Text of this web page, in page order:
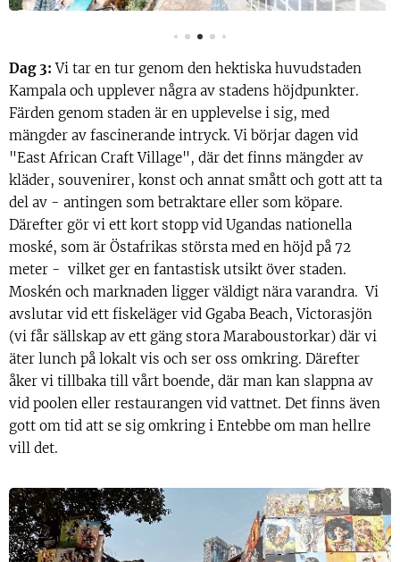
Dag 3: Vi tar en tur genom den hektiska huvudstaden
Kampala och upplever några av stadens höjdpunkter.
Färden genom staden är en upplevelse i sig, med
mängder av fascinerande intryck. Vi börjar dagen vid
"East African Craft Village", där det finns mängder av
kläder, souvenirer, konst och annat smått och gott att ta
del av - antingen som betraktare eller som köpare.
Därefter gör vi ett kort stopp vid Ugandas nationella
moské, som är Östafrikas största med en höjd på 72
meter - vilket ger en fantastisk utsikt över staden.
Moskén och marknaden ligger väldigt nära varandra. Vi
avslutar vid ett fiskeläger vid Ggaba Beach, Victorasjön
(vi får sällskap av ett gäng stora Maraboustorkar) där vi
äter lunch på lokalt vis och ser oss omkring. Därefter
åker vi tillbaka till vårt boende, där man kan slappna av
vid poolen eller restaurangen vid vattnet. Det finns även
gott om tid att se sig omkring i Entebbe om man hellre
vill det.